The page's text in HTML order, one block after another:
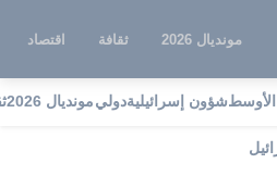
مونديال 2026 ثقافة اقتصاد
شؤون إسرائيليةدوليمونديال 2026